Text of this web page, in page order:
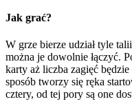
Jak grać?
W grze bierze udział tyle
można je dowolnie łączyć.
karty aż liczba zagięć
sposób tworzy się ręka
cztery, od tej pory są one